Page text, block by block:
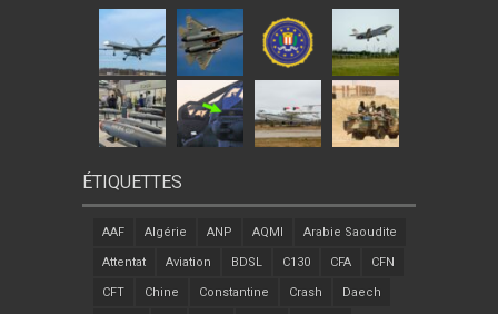
ÉTIQUETTES
AAF Algérie ANP AQMI Arabie Saoudite
Attentat Aviation BDSL C130 CFA CFN
CFT Chine Constantine Crash Daech